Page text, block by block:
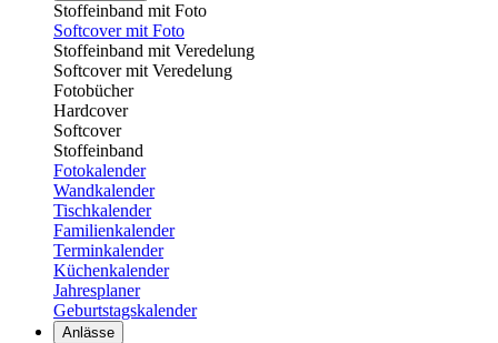
Stoffeinband mit Foto
Softcover mit Foto
Stoffeinband mit Veredelung
Softcover mit Veredelung
Fotobücher
Hardcover
Softcover
Stoffeinband
Fotokalender
Wandkalender
Tischkalender
Familienkalender
Terminkalender
Küchenkalender
Jahresplaner
Geburtstagskalender
Anlässe